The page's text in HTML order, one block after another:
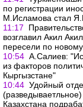
по регистрации
М.Исламова стал
11:17
возглавил Акил
пересели по новому
10:54 А.Салиев:
из факторов
Кыргызстане"
10:44 Удойный
Казахстана